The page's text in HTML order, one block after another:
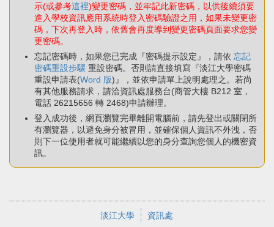
示(或參考這裡)變更密碼，並牢記此新密碼，以供後續須要
進入學校資訊應用系統時登入密碼驗證之用，如果未變更密
碼，下次再登入時，依舊會再度導到變更密碼頁面要求您變
更密碼。
忘記密碼時，如果您已完成『密碼提示設定』，請依 忘記
密碼重設步驟 重設密碼。否則請直接填寫『淡江大學密碼
重設申請表(Word 版)』，並依申請單上說明處理之。若尚
有其他服務請求，請洽資訊處服務台(商管大樓 B212 室，
電話 26215656 轉 2468)申請辦理。
登入成功後，網頁瀏覽完畢離開電腦前，請先登出或關閉所
有瀏覽器，以避免身分被冒用，並確保個人資訊不外洩，否
則下一位使用者就可能繼續以您的身分查詢您個人的機密資
訊。
淡江大學 資訊處